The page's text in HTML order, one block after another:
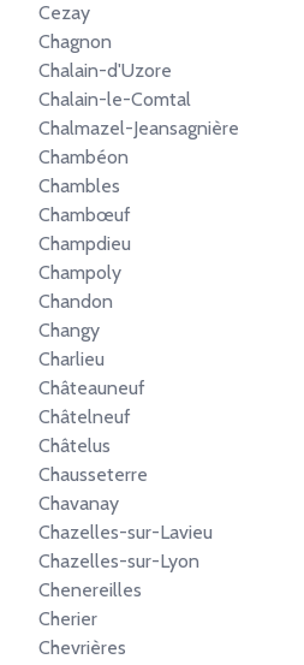
Cezay
Chagnon
Chalain-d'Uzore
Chalain-le-Comtal
Chalmazel-Jeansagnière
Chambéon
Chambles
Chambœuf
Champdieu
Champoly
Chandon
Changy
Charlieu
Châteauneuf
Châtelneuf
Châtelus
Chausseterre
Chavanay
Chazelles-sur-Lavieu
Chazelles-sur-Lyon
Chenereilles
Cherier
Chevrières